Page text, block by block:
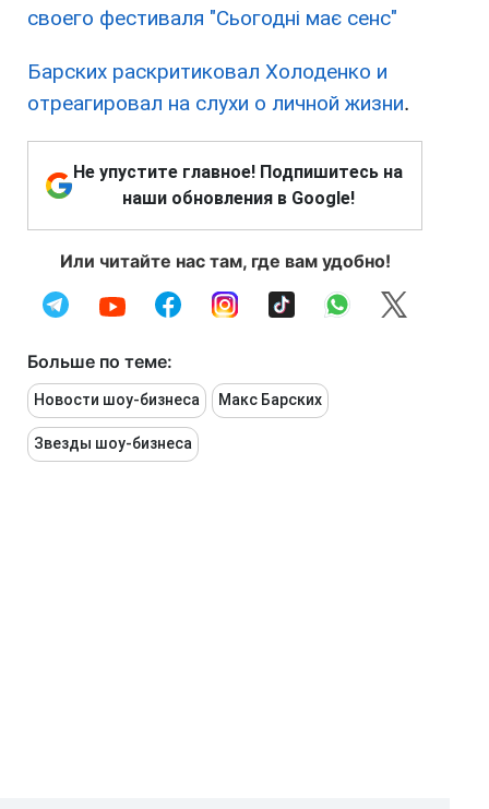
своего фестиваля "Сьогодні має сенс"
Барских раскритиковал Холоденко и
отреагировал на слухи о личной жизни.
Не упустите главное! Подпишитесь на
наши обновления в Google!
Или читайте нас там, где вам удобно!
Больше по теме:
Новости шоу-бизнеса Макс Барских
Звезды шоу-бизнеса